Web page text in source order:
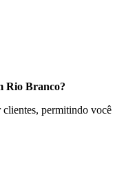
Rio Branco?
permitindo você